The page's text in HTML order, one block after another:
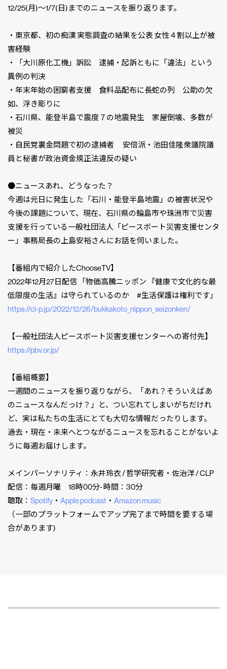
12/25(月)〜1/7(日)までのニュースを振り返ります。
・東京都、初の痴漢 実態調査の結果を公表 女性４割以上が被
害経験
・「大川原化工機」訴訟 逮捕・起訴ともに「違法」という
異例の判決
・年末年始の困窮者支援 食料品配布に長蛇の列 公助の欠
如、浮き彫りに
・石川県、能登半島で震度７の地震発生 家屋倒壊、多数が
被災
・自民党裏金問題で初の逮捕者 安倍派・池田佳隆衆議院議
員と秘書が政治資金規正法違反の疑い
●ニュースあれ、どうなった？
今週は元日に発生した「石川・能登半島地震」の被害状況や
今後の課題について、現在、石川県の輪島市や珠洲市で災害
支援を行っている一般社団法人「ピースボート災害支援センタ
ー」事務局長の上島安裕さんにお話を伺いました。
【番組内で紹介したChooseTV】
2022年12月27日配信 「物価高騰ニッポン 『健康で文化的な最
低限度の生活』は守られているのか #生活保護は権利です」
https://cl-p.jp/2022/12/26/bukkakoto_nippon_seizonken/
【一般社団法人ピースボート災害支援センターへの寄付先】
https://pbv.or.jp/
【番組概要】
一週間のニュースを振り返りながら、「あれ？そういえばあ
のニュースなんだっけ？」と、つい忘れてしまいがちだけれ
ど、実は私たちの生活にとても大切な情報だったりします。
過去・現在・未来へとつながるニュースを忘れることがないよ
うに毎週お届けします。
メインパーソナリティ：永井玲衣 / 哲学研究者・佐治洋 / CLP
配信：毎週月曜 18時00分- 時間：30分
聴取： Spotify ・ Apple podcast ・ Amazon music
（一部のプラットフォームでアップ完了まで時間を要する場
合があります)